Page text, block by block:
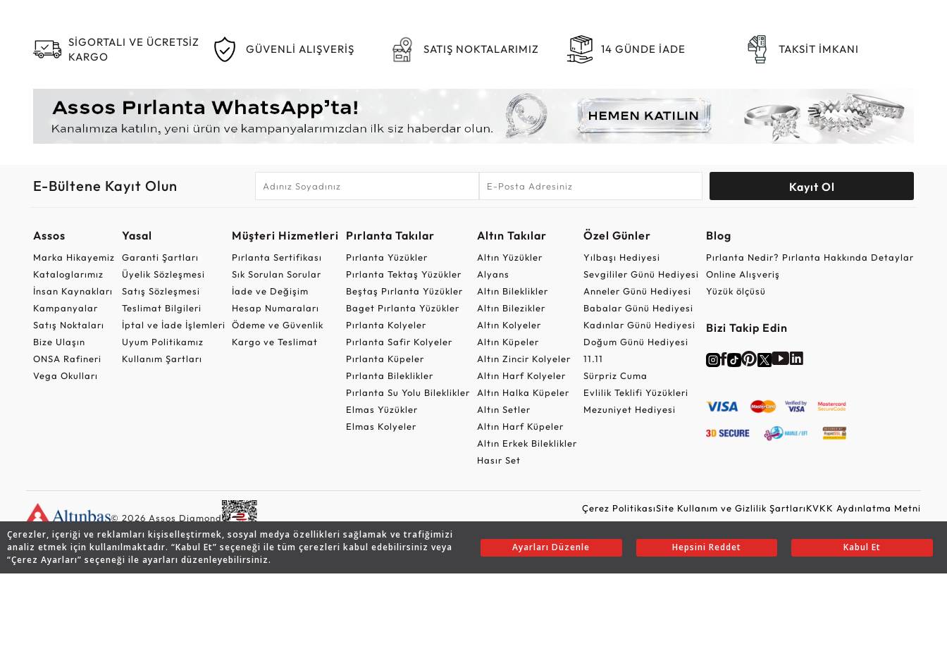
Çerezler, içeriği ve reklamları kişiselleştirmek, sosyal medya özellikleri sağlamak ve trafiğimizi
analiz etmek için kullanılmaktadır. “Kabul Et” seçeneği ile tüm çerezleri kabul edebilirsiniz veya
“Çerez Ayarları” seçeneği ile ayarları düzenleyebilirsiniz.
Ayarları Düzenle Hepsini Reddet Kabul Et
SİGORTALI VE ÜCRETSİZ
KARGO
GÜVENLİ ALIŞVERİŞ SATIŞ NOKTALARIMIZ 14 GÜNDE İADE TAKSİT İMKANI
E-Bültene Kayıt Olun Kayıt Ol
Assos
Marka Hikayemiz
Kataloglarımız
İnsan Kaynakları
Kampanyalar
Satış Noktaları
Bize Ulaşın
ONSA Rafineri
Vega Okulları
Yasal
Garanti Şartları
Üyelik Sözleşmesi
Satış Sözleşmesi
Teslimat Bilgileri
İptal ve İade İşlemleri
Uyum Politikamız
Kullanım Şartları
Müşteri Hizmetleri
Pırlanta Sertifikası
Sık Sorulan Sorular
İade ve Değişim
Hesap Numaraları
Ödeme ve Güvenlik
Kargo ve Teslimat
Pırlanta Takılar
Pırlanta Yüzükler
Pırlanta Tektaş Yüzükler
Beştaş Pırlanta Yüzükler
Baget Pırlanta Yüzükler
Pırlanta Kolyeler
Pırlanta Safir Kolyeler
Pırlanta Küpeler
Pırlanta Bileklikler
Pırlanta Su Yolu Bileklikler
Elmas Yüzükler
Elmas Kolyeler
Altın Takılar
Altın Yüzükler
Alyans
Altın Bileklikler
Altın Bilezikler
Altın Kolyeler
Altın Küpeler
Altın Zincir Kolyeler
Altın Harf Kolyeler
Altın Halka Küpeler
Altın Setler
Altın Harf Küpeler
Altın Erkek Bileklikler
Hasır Set
Özel Günler
Yılbaşı Hediyesi
Sevgililer Günü Hediyesi
Anneler Günü Hediyesi
Babalar Günü Hediyesi
Kadınlar Günü Hediyesi
Doğum Günü Hediyesi
11.11
Sürpriz Cuma
Evlilik Teklifi Yüzükleri
Mezuniyet Hediyesi
Blog
Pırlanta Nedir? Pırlanta Hakkında Detaylar
Online Alışveriş
Yüzük ölçüsü
Bizi Takip Edin
© 2026 Assos Diamond
Çerez PolitikasıSite Kullanım ve Gizlilik ŞartlarıKVKK Aydınlatma Metni